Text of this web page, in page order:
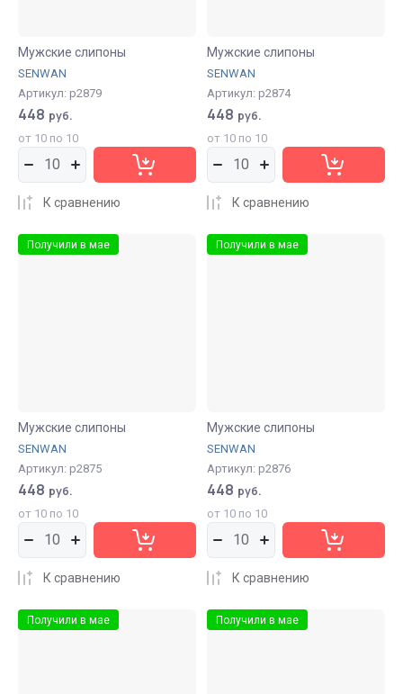
Мужские слипоны
SENWAN
Артикул: р2879
448 руб.
от 10 по 10
К сравнению
Мужские слипоны
SENWAN
Артикул: р2874
448 руб.
от 10 по 10
К сравнению
Получили в мае
Мужские слипоны
SENWAN
Артикул: р2875
448 руб.
от 10 по 10
К сравнению
Получили в мае
Мужские слипоны
SENWAN
Артикул: р2876
448 руб.
от 10 по 10
К сравнению
Получили в мае Получили в мае